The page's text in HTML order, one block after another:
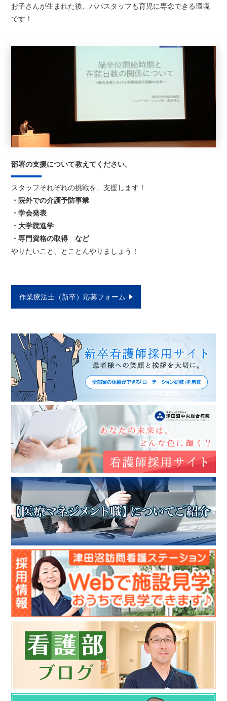
お子さんが生まれた後、パパスタッフも育児に専念できる環境
です！
部署の支援について教えてください。
スタッフそれぞれの挑戦を、支援します！
・院外での介護予防事業
・学会発表
・大学院進学
・専門資格の取得 など
やりたいこと、とことんやりましょう！
作業療法士（新卒）応募フォーム